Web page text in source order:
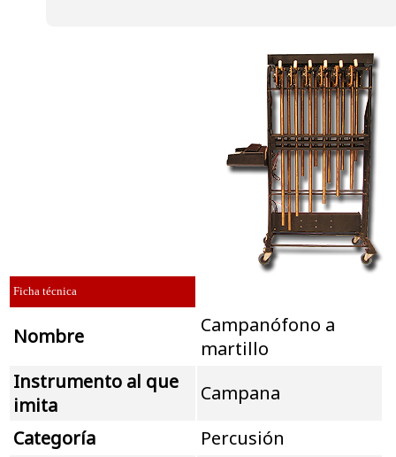
Ficha técnica
Nombre
Campanófono a
martillo
Instrumento al que
imita
Campana
Categoría
Percusión